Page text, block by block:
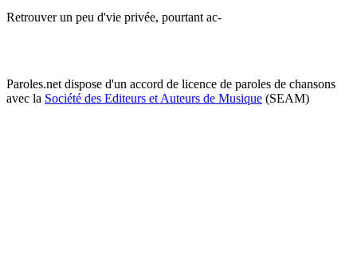
Retrouver un peu d'vie privée, pourtant ac-
Paroles.net dispose d'un accord de licence de paroles de chansons
avec la Société des Editeurs et Auteurs de Musique (SEAM)